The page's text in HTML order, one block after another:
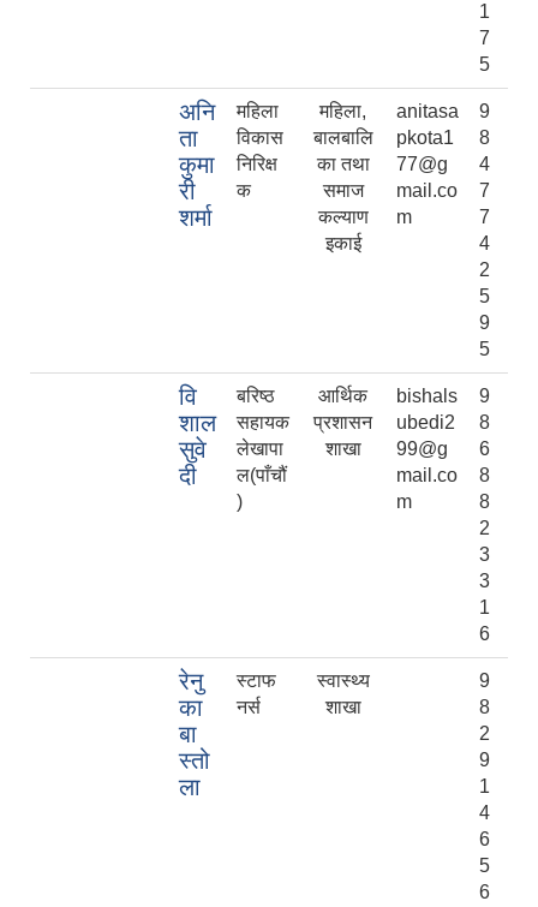
1
7
5
अनि
ता
कुमा
री
शर्मा
महिला
विकास
निरिक्ष
क
महिला,
बालबालि
का तथा
समाज
कल्याण
इकाई
anitasa
pkota1
77@g
mail.co
m
9
8
4
7
7
4
2
5
9
5
वि
शाल
सुवे
दी
बरिष्ठ
सहायक
लेखापा
ल(पाँचौं
)
आर्थिक
प्रशासन
शाखा
bishals
ubedi2
99@g
mail.co
m
9
8
6
8
8
2
3
3
1
6
रेनु
का
बा
स्तो
ला
स्टाफ
नर्स
स्वास्थ्य
शाखा
9
8
2
9
1
4
6
5
6